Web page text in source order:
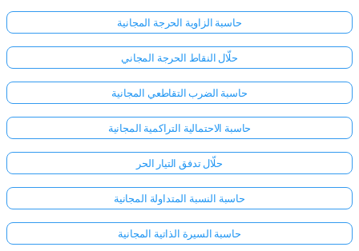
حاسبة الزاوية الحرجة المجانية
حلّال النقاط الحرجة المجاني
حاسبة الضرب التقاطعي المجانية
حاسبة الاحتمالية التراكمية المجانية
حلّال تدفق التيار الحر
حاسبة النسبة المتداولة المجانية
حاسبة السيرة الذاتية المجانية